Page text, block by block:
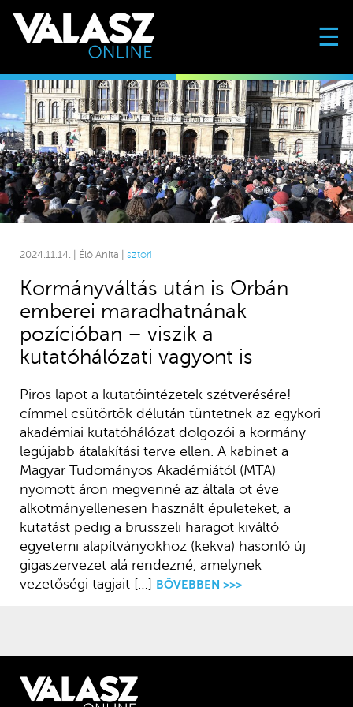
☰
2024.11.14. | Élő Anita | sztori
Kormányváltás után is Orbán
emberei maradhatnának
pozícióban – viszik a
kutatóhálózati vagyont is
Piros lapot a kutatóintézetek szétverésére!
címmel csütörtök délután tüntetnek az egykori
akadémiai kutatóhálózat dolgozói a kormány
legújabb átalakítási terve ellen. A kabinet a
Magyar Tudományos Akadémiától (MTA)
nyomott áron megvenné az általa öt éve
alkotmányellenesen használt épületeket, a
kutatást pedig a brüsszeli haragot kiváltó
egyetemi alapítványokhoz (kekva) hasonló új
gigaszervezet alá rendezné, amelynek
vezetőségi tagjait […]
BŐVEBBEN >>>